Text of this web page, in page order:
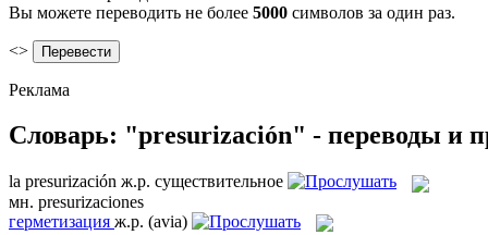
Вы можете переводить не более 5000 символов за один раз.
<>
Реклама
Словарь: "presurización" - переводы и
la presurización ж.р. существительное
мн. presurizaciones
герметизация ж.р. (avia)